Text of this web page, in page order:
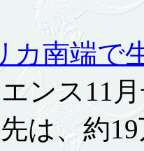
カ南端で
ンス11
、約19